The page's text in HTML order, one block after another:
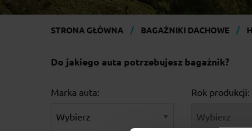
STRONA GŁÓWNA BAGAŻNIKI DACHOWE
Do jakiego auta potrzebujesz bagażnik?
Marka auta: Rok produkcji: